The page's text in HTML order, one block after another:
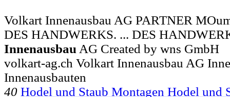
Volkart Innenausbau AG PARTNER
DES HANDWERKS. ... DES
Innenausbau AG Created by wns GmbH
volkart-ag.ch Volkart Innenausbau AG
Innenausbauten
40 Hodel und Staub Montagen Hodel und